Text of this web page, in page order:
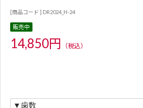
[商品コード ] DR2024_H-24
販売中
14,850円 （税込）